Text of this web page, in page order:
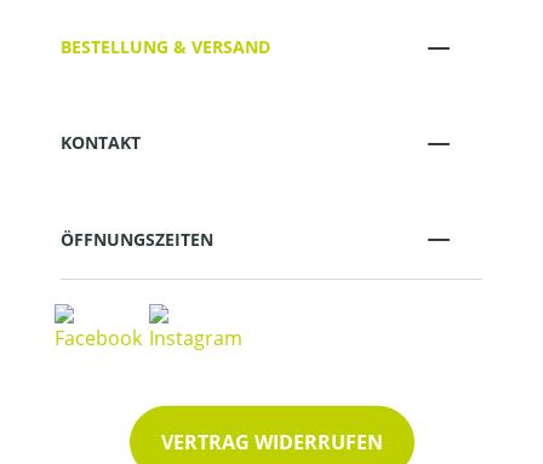
BESTELLUNG & VERSAND
KONTAKT
ÖFFNUNGSZEITEN
VERTRAG WIDERRUFEN